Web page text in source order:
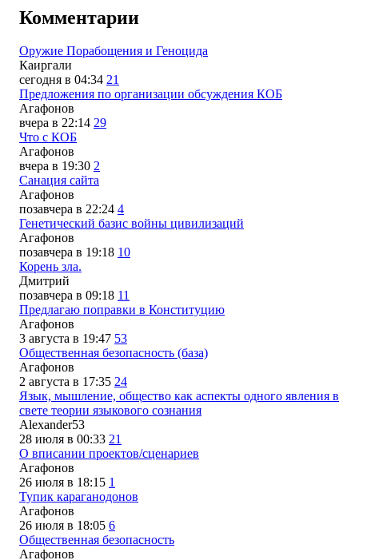
Комментарии
Оружие Порабощения и Геноцида
Каиргали
сегодня в 04:34 21
Предложения по организации обсуждения КОБ
Агафонов
вчера в 22:14 29
Что с КОБ
Агафонов
вчера в 19:30 2
Санация сайта
Агафонов
позавчера в 22:24 4
Генетический базис войны цивилизаций
Агафонов
позавчера в 19:18 10
Корень зла.
Дмитрий
позавчера в 09:18 11
Предлагаю поправки в Конституцию
Агафонов
3 августа в 19:47 53
Общественная безопасность (база)
Агафонов
2 августа в 17:35 24
Язык, мышление, общество как аспекты одного явления в
свете теории языкового сознания
Alexander53
28 июля в 00:33 21
О вписании проектов/сценариев
Агафонов
26 июля в 18:15 1
Тупик караганодонов
Агафонов
26 июля в 18:05 6
Общественная безопасность
Агафонов